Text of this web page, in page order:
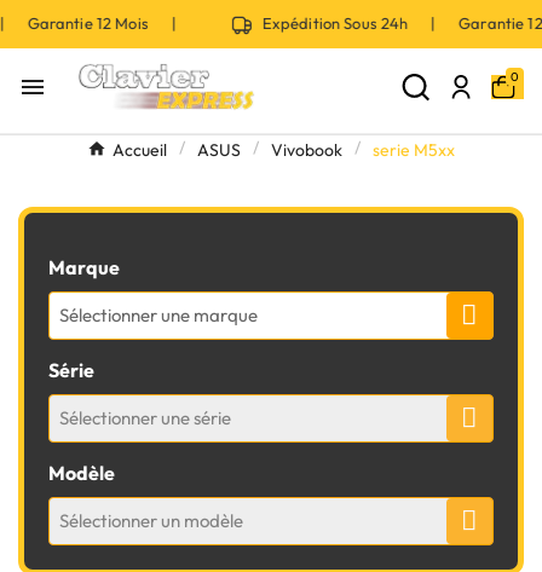
Garantie 12 Mois | Expédition Sous 24h | Garantie
 0
Accueil ASUS Vivobook serie M5xx
Marque
Sélectionner une marque
Série
Sélectionner une série
Modèle
Sélectionner un modèle